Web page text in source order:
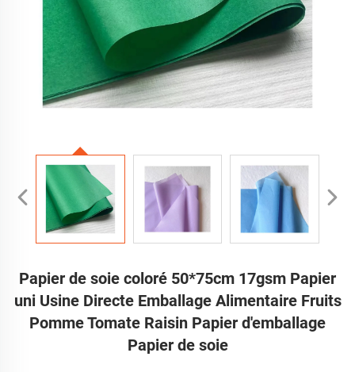
Papier de soie coloré 50*75cm 17gsm Papier
uni Usine Directe Emballage Alimentaire Fruits
Pomme Tomate Raisin Papier d'emballage
Papier de soie